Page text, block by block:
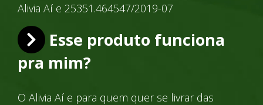
Alivia Aí e 25351.464547/2019-07
Esse produto funciona
pra mim?
O Alivia Aí e para quem quer se livrar das